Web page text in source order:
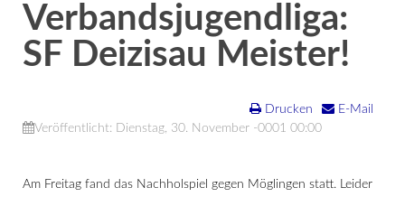
Verbandsjugendliga:
SF Deizisau Meister!
Drucken
E-Mail
Veröffentlicht: Dienstag, 30. November -0001 00:00
Am Freitag fand das Nachholspiel gegen Möglingen statt. Leider